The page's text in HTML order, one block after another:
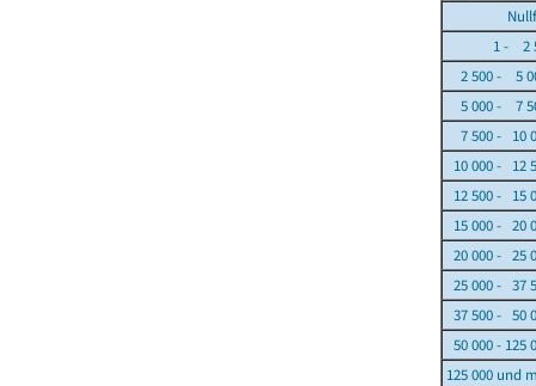
1 - 2
2 500 - 5
5 000 - 7
7 500 - 10
10 000 - 12
12 500 - 15
15 000 - 20
20 000 - 25
25 000 - 37
37 500 - 50
50 000 - 125
125 000 und